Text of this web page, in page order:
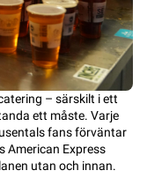
– särskilt i ett
ett måste. Varje
fans förväntar
American Express
utan och innan.